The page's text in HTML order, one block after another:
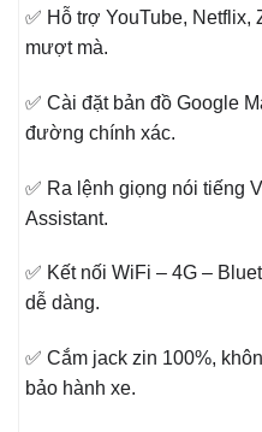
✅ Hỗ trợ YouTube,
mượt mà.
✅ Cài đặt bản đồ Google
đường chính xác.
✅ Ra lệnh giọng nói tiếng
Assistant.
✅ Kết nối WiFi – 4G –
dễ dàng.
✅ Cắm jack zin 100%,
bảo hành xe.